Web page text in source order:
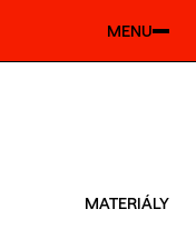
MENU
MATERIÁLY